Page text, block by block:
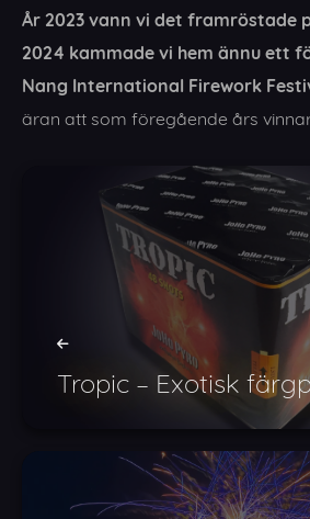
År 2023 vann vi det framröstade
2024 kammade vi hem ännu ett
Nang International Firework
äran att som föregående års
Tropic – Exotisk